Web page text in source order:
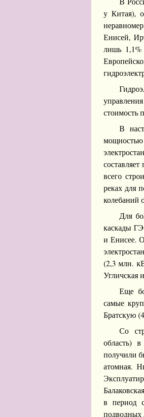
у Китая),
Енисей,
лишь 1,1%
стоимость
В
всего
реках для
колебаний
Для
каскады
и Енисее.
(2,3 млн.
Угличская
Еще
самые
Братскую
Со
область)
получили
атомная.
в период
подводных